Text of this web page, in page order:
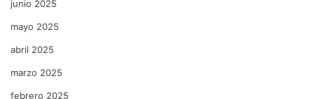
junio 2025
mayo 2025
abril 2025
marzo 2025
febrero 2025